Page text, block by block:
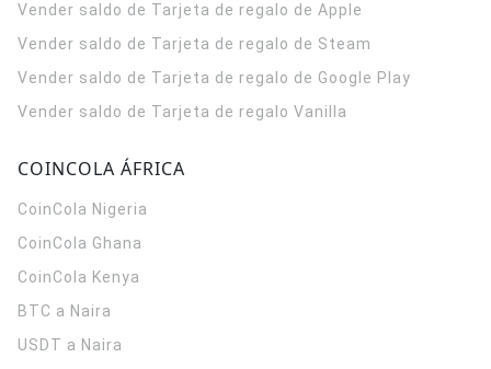
Vender saldo de Tarjeta de regalo de Apple
Vender saldo de Tarjeta de regalo de Steam
Vender saldo de Tarjeta de regalo de Google Play
Vender saldo de Tarjeta de regalo Vanilla
COINCOLA ÁFRICA
CoinCola Nigeria
CoinCola Ghana
CoinCola Kenya
BTC a Naira
USDT a Naira